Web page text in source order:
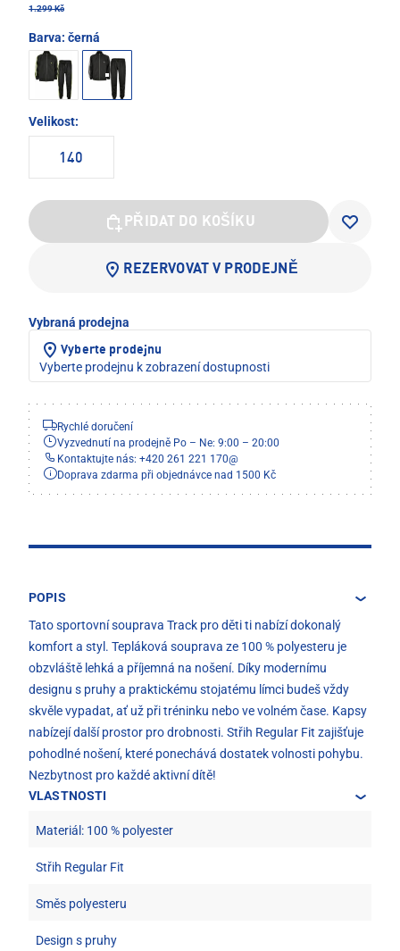
1.299 Kč
Barva: černá
Velikost:
140
PŘIDAT DO KOŠÍKU
REZERVOVAT V PRODEJNĚ
Vybraná prodejna
Vyberte prodejnu
Vyberte prodejnu k zobrazení dostupnosti
Rychlé doručení
Vyzvednutí na prodejně Po – Ne: 9:00 – 20:00
Kontaktujte nás: +420 261 221 170@
Doprava zdarma při objednávce nad 1500 Kč
POPIS
Tato sportovní souprava Track pro děti ti nabízí dokonalý
komfort a styl. Tepláková souprava ze 100 % polyesteru je
obzvláště lehká a příjemná na nošení. Díky modernímu
designu s pruhy a praktickému stojatému límci budeš vždy
skvěle vypadat, ať už při tréninku nebo ve volném čase. Kapsy
nabízejí další prostor pro drobnosti. Střih Regular Fit zajišťuje
pohodlné nošení, které ponechává dostatek volnosti pohybu.
Nezbytnost pro každé aktivní dítě!
VLASTNOSTI
Materiál: 100 % polyester
Střih Regular Fit
Směs polyesteru
Design s pruhy